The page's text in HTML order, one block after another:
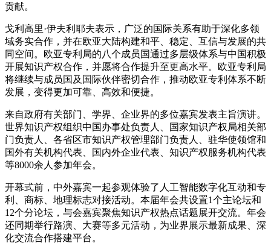
贡献。
戈利高里·伊夫利耶夫表示，广泛的国际关系有助于深化多领
域务实合作，并在欧亚大陆构建和平、稳定、互信与发展的共
同空间。欧亚专利局的八个成员国通过多层级体系与中国积极
开展知识产权合作，并愿将合作提升至更高水平。欧亚专利局
将继续与成员国及国际伙伴密切合作，推动欧亚专利体系不断
发展，变得更加可靠、高效和便捷。
来自政府有关部门、学界、企业界的多位嘉宾发表主旨演讲。
世界知识产权组织中国办事处负责人、国家知识产权局相关部
门负责人、各省区市知识产权管理部门负责人、驻华使领馆和
国外有关机构代表、国内外企业代表、知识产权服务机构代表
等8000余人参加年会。
开幕式前，中外嘉宾一起参观体验了人工智能数字化互动和专
利、商标、地理标志对接活动。本届年会共设置1个主论坛和
12个分论坛，与会嘉宾聚焦知识产权热点话题展开交流。年会
还同期举行路演、大赛等多元活动，为业界展示最新成果、深
化交流合作搭建平台。